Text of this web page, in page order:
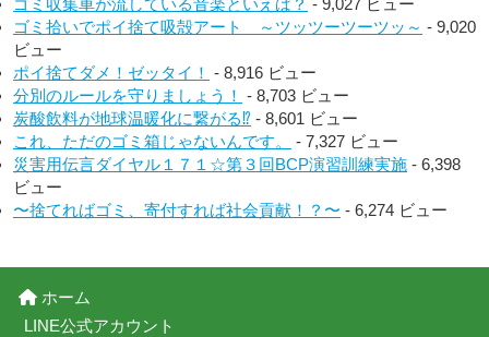
ゴミ収集車が流している音楽といえば？ - 9,027 ビュー
ゴミ拾いでポイ捨て吸殻アート ～ツッツーツーツッ～ - 9,020
ビュー
ポイ捨てダメ！ゼッタイ！ - 8,916 ビュー
分別のルールを守りましょう！ - 8,703 ビュー
炭酸飲料が地球温暖化に繋がる⁉︎ - 8,601 ビュー
これ、ただのゴミ箱じゃないんです。
- 7,327 ビュー
災害用伝言ダイヤル１７１☆第３回BCP演習訓練実施 - 6,398
ビュー
〜捨てればゴミ、寄付すれば社会貢献！？〜 - 6,274 ビュー
ホーム
LINE公式アカウント